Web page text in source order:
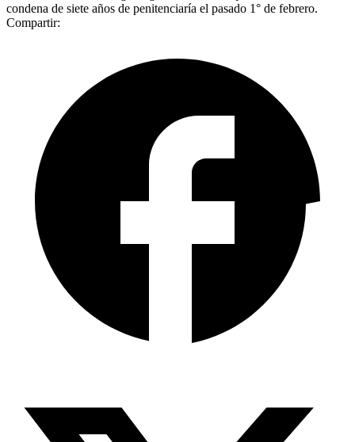
condena de siete años de penitenciaría el pasado 1° de febrero.
Compartir: